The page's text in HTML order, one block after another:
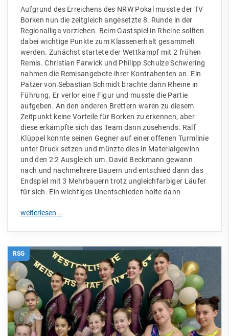
Aufgrund des Erreichens des NRW Pokal musste der TV
Borken nun die zeitgleich angesetzte 8. Runde in der
Regionalliga vorziehen. Beim Gastspiel in Rheine sollten
dabei wichtige Punkte zum Klassenerhalt gesammelt
werden. Zunächst startete der Wettkampf mit 2 frühen
Remis. Christian Farwick und Philipp Schulze Schwering
nahmen die Remisangebote ihrer Kontrahenten an. Ein
Patzer von Sebastian Schmidt brachte dann Rheine in
Führung. Er verlor eine Figur und musste die Partie
aufgeben. An den anderen Brettern waren zu diesem
Zeitpunkt keine Vorteile für Borken zu erkennen, aber
diese erkämpfte sich das Team dann zusehends. Ralf
Klüppel konnte seinen Gegner auf einer offenen Turmlinie
unter Druck setzen und münzte dies in Materialgewinn
und den 2:2 Ausgleich um. David Beckmann gewann
nach und nachmehrere Bauern und entschied dann das
Endspiel mit 3 Mehrbauern trotz ungleichfarbiger Läufer
für sich. Ein wichtiges Unentschieden holte dann
RSG